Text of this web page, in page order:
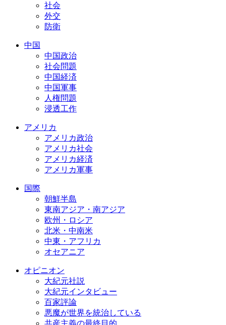
社会
外交
防衛
中国
中国政治
社会問題
中国経済
中国軍事
人権問題
浸透工作
アメリカ
アメリカ政治
アメリカ社会
アメリカ経済
アメリカ軍事
国際
朝鮮半島
東南アジア・南アジア
欧州・ロシア
北米・中南米
中東・アフリカ
オセアニア
オピニオン
大紀元社説
大紀元インタビュー
百家評論
悪魔が世界を統治している
共産主義の最終目的